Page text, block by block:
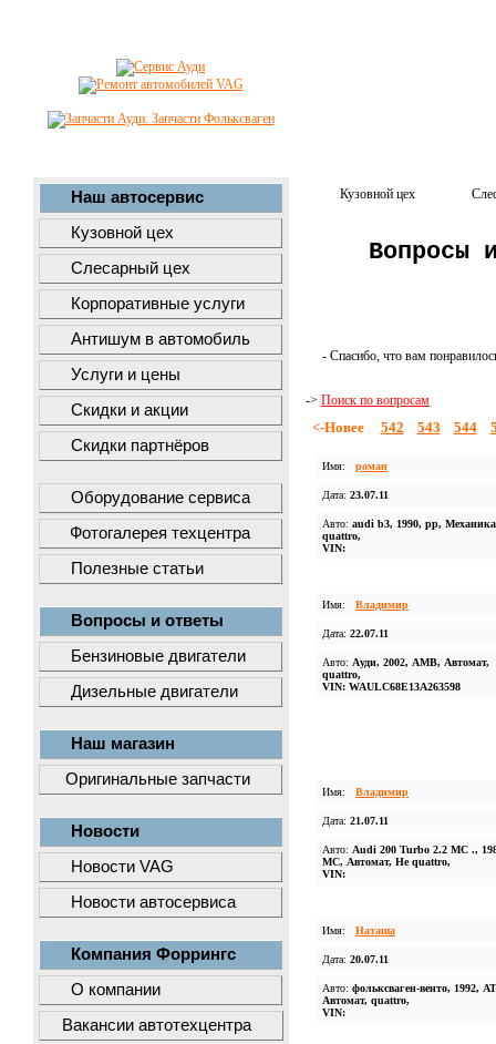
Наш автосервис
Кузовной цех
Слесарный цех
Корпоративные услуги
Антишум в автомобиль
Услуги и цены
Скидки и акции
Скидки партнёров
Оборудование сервиса
Фотогалерея техцентра
Полезные статьи
Вопросы и ответы
Бензиновые двигатели
Дизельные двигатели
Наш магазин
Оригинальные запчасти
Новости
Новости VAG
Новости автосервиса
Компания Форрингс
О компании
Вакансии автотехцентра
Кузовной цех
Вопросы
- Спасибо, что вам
-> Поиск по вопросам
<-Новее 542 543 544
Имя: роман
Дата: 23.07.11
Авто: audi b3, 1990, pp,
quattro,
VIN:
Имя: Владимир
Дата: 22.07.11
Авто: Ауди, 2002, АМВ, Автомат,
quattro,
VIN: WAULC68E13A263598
Имя: Владимир
Дата: 21.07.11
Авто: Audi 200 Turbo 2.2 MC .,
MC, Автомат, Не quattro,
VIN:
Имя: Наташа
Дата: 20.07.11
Авто: фольксваген-венто, 1992,
Автомат, quattro,
VIN: